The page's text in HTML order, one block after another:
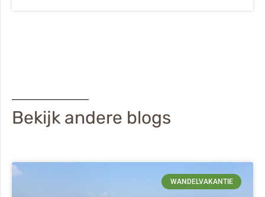
Bekijk andere blogs
WANDELVAKANTIE